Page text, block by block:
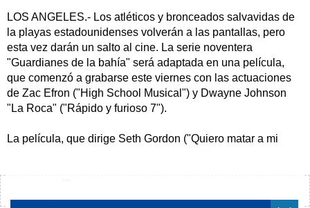
LOS ANGELES.- Los atléticos y bronceados salvavidas de
la playas estadounidenses volverán a las pantallas, pero
esta vez darán un salto al cine. La serie noventera
"Guardianes de la bahía" será adaptada en una película,
que comenzó a grabarse este viernes con las actuaciones
de Zac Efron ("High School Musical") y Dwayne Johnson
"La Roca" ("Rápido y furioso 7").
La película, que dirige Seth Gordon ("Quiero matar a mi
El filme se inspira en la famosa serie de televisión de los